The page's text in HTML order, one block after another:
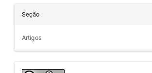
Seção
Artigos